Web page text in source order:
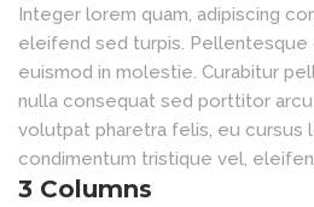
Integer lorem quam, adipiscing
eleifend sed turpis. Pellentesque
euismod in molestie. Curabitur
nulla consequat sed porttitor
volutpat pharetra felis, eu cursus
condimentum tristique vel,
3 Columns